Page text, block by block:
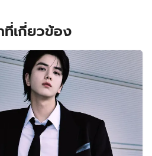
ที่เกี่ยวข้อง